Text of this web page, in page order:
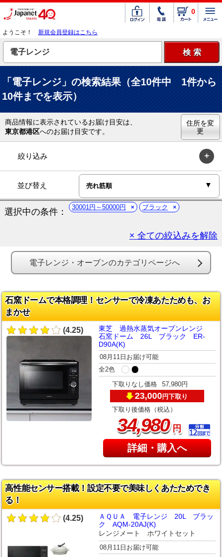
0
ようこそ！ 新規会員登録はこちら
「電子レンジ」の検索結果（全10件中 1件から
10件までを表示）
商品情報に表示されているお届け目安は、
東京都港区へのお届け目安です。
住所を変
更
絞り込み
並び替え
選択中の条件： 30001円～50000円 ブラック
× 全ての絞込みを解除
電子レンジ・オーブンのカテゴリページへ
石窯ドームで本格調理！センサーで冷凍あたためも、お
まかせ
(4.25)
東芝 過熱水蒸気オーブンレンジ
石窯ドーム 26L ブラック ER-
D90A(K)
08月11日お届け可能
全2色
下取りなし価格 57,980円
23,000円下取り
下取り後価格（税込）
34,980円
詳細・購入へ
高性能センサー搭載！設定不要で美味しくあたためでき
る！
(4.25)
ＡＱＵＡ 電子レンジ 20L ブラッ
ク AQM-20AJ(K)
レンジメート ホワイトセット
08月11日お届け可能